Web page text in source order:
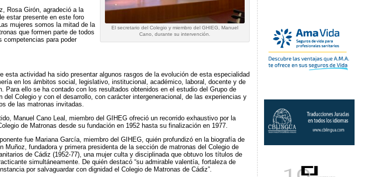
El secretario del Colegio y miembro del GHIEG, Manuel
Cano, durante su intervención.
Rosa Girón, agradeció a la
estar presente en este foro
mujeres somos la mitad de la
que formen parte de todos
para poder
esta actividad ha sido presentar algunos rasgos de la evolución de esta especialidad
en los ámbitos social, legislativo, institucional, académico, laboral, docente y de
Para ello se ha contado con los resultados obtenidos en el estudio del Grupo de
del Colegio y con el desarrollo, con carácter intergeneracional, de las experiencias y
de las matronas invitadas.
Manuel Cano Leal, miembro del GIHEG ofreció un recorrido exhaustivo por la
de Matronas desde su fundación en 1952 hasta su finalización en 1977.
ponente fue Mariana García, miembro del GIHEG, quién profundizó en la biografía de
Muñoz, fundadora y primera presidenta de la sección de matronas del Colegio de
de Cádiz (1952-77), una mujer culta y disciplinada que obtuvo los títulos de
simultáneamente. De quién destacó “su admirable valentía, fortaleza de
por salvaguardar con dignidad el Colegio de Matronas de Cádiz”.